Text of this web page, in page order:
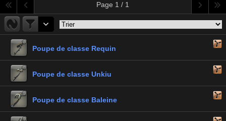
Page 1 / 1
Poupe de classe Requin
Poupe de classe Unkiu
Poupe de classe Baleine